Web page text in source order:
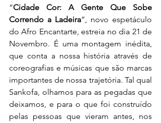
“Cidade Cor: A Gente Que Sobe
Correndo a Ladeira”, novo espetáculo
do Afro Encantarte, estreia no dia 21 de
Novembro. É uma montagem inédita,
que conta a nossa história através de
coreografias e músicas que são marcas
importantes de nossa trajetória. Tal qual
Sankofa, olhamos para as pegadas que
deixamos, e para o que foi construído
pelas pessoas que vieram antes, nos